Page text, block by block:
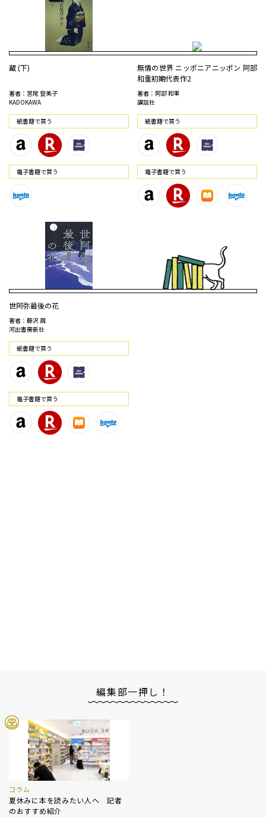
蔵 (下)
著者：宮尾 登美子
KADOKAWA
紙書籍で買う
電⼦書籍で買う
無情の世界 ニッポニアニッポン 阿部
和重初期代表作2
著者：阿部 和重
講談社
紙書籍で買う
電⼦書籍で買う
世阿弥最後の花
著者：藤沢 周
河出書房新社
紙書籍で買う
電⼦書籍で買う
編集部一押し！
コラム
夏休みに本を読みたい人へ 記者
のおすすめ紹介